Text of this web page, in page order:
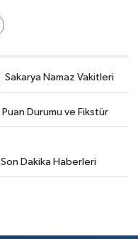
Sakarya Namaz Vakitleri
Puan Durumu ve Fikstür
Son Dakika Haberleri